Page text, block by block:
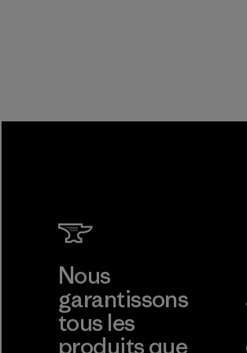
Nous
garantissons
tous les
produits que